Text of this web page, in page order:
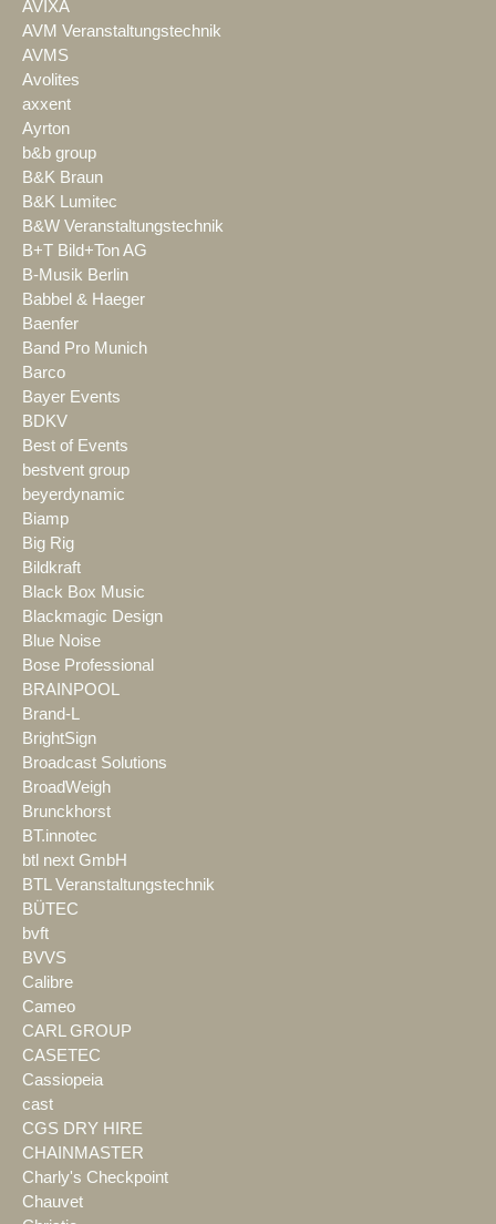
AVIXA
AVM Veranstaltungstechnik
AVMS
Avolites
axxent
Ayrton
b&b group
B&K Braun
B&K Lumitec
B&W Veranstaltungstechnik
B+T Bild+Ton AG
B-Musik Berlin
Babbel & Haeger
Baenfer
Band Pro Munich
Barco
Bayer Events
BDKV
Best of Events
bestvent group
beyerdynamic
Biamp
Big Rig
Bildkraft
Black Box Music
Blackmagic Design
Blue Noise
Bose Professional
BRAINPOOL
Brand-L
BrightSign
Broadcast Solutions
BroadWeigh
Brunckhorst
BT.innotec
btl next GmbH
BTL Veranstaltungstechnik
BÜTEC
bvft
BVVS
Calibre
Cameo
CARL GROUP
CASETEC
Cassiopeia
cast
CGS DRY HIRE
CHAINMASTER
Charly's Checkpoint
Chauvet